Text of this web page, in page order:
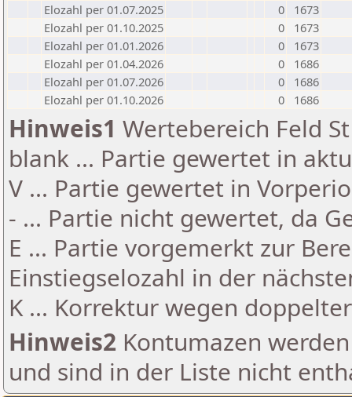
Elozahl per 01.07.2025
0
1673
Elozahl per 01.10.2025
0
1673
Elozahl per 01.01.2026
0
1673
Elozahl per 01.04.2026
0
1686
Elozahl per 01.07.2026
0
1686
Elozahl per 01.10.2026
0 1686
Hinweis1 Wertebereich Feld
blank ... Partie gewertet in
V ... Partie gewertet in
- ... Partie nicht gewertet, da
E ... Partie vorgemerkt zur
Einstiegselozahl in der
K ... Korrektur wegen
Hinweis2 Kontumazen
und sind in der Liste nicht